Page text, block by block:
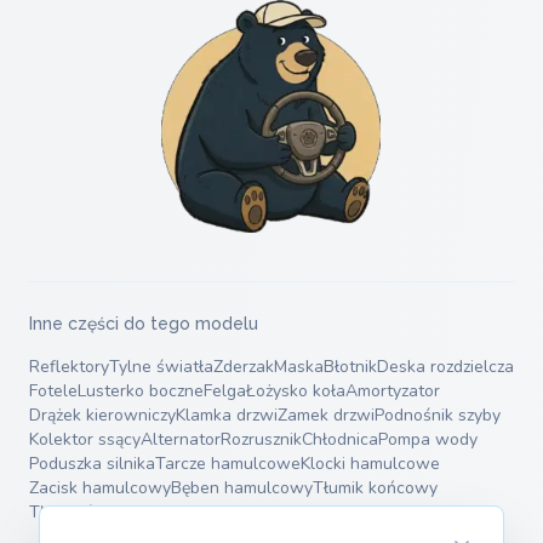
Inne części do tego modelu
ReflektoryTylne światłaZderzakMaskaBłotnikDeska rozdzielcza
FoteleLusterko boczneFelgaŁożysko kołaAmortyzator
Drążek kierowniczyKlamka drzwiZamek drzwiPodnośnik szyby
Kolektor ssącyAlternatorRozrusznikChłodnicaPompa wody
Poduszka silnikaTarcze hamulcoweKlocki hamulcowe
Zacisk hamulcowyBęben hamulcowyTłumik końcowy
Tłumik środkowySprężyny zawieszeniaWahacze